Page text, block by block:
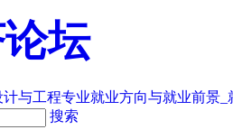
坛
计与工程专业就业方向与就业前景_
搜索